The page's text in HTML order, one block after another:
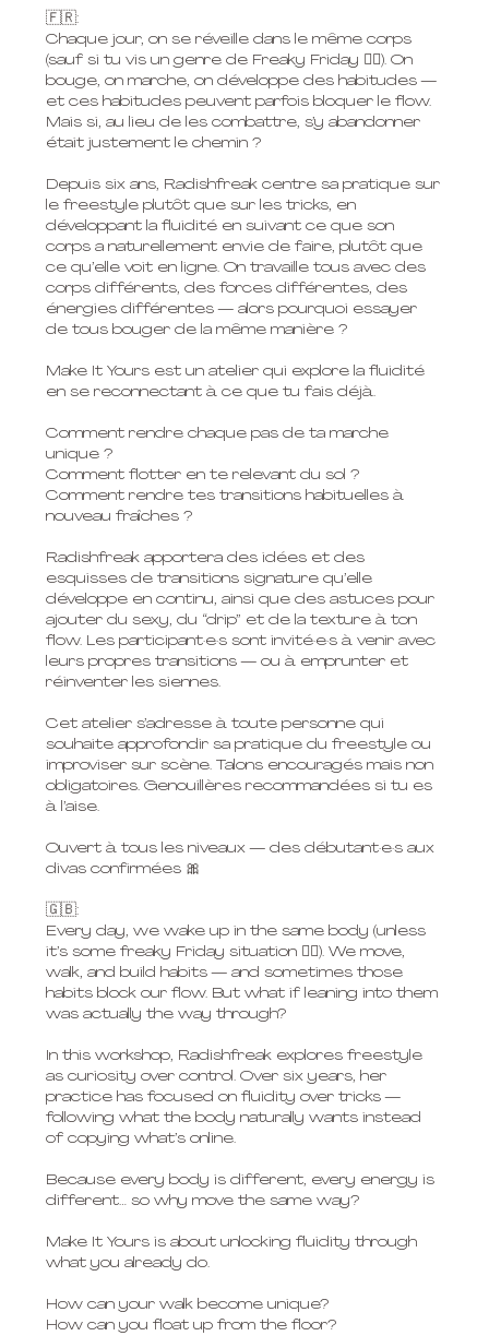
🇫🇷:
Chaque jour, on se réveille dans le même corps
(sauf si tu vis un genre de Freaky Friday 👯‍♀️). On
bouge, on marche, on développe des habitudes —
et ces habitudes peuvent parfois bloquer le flow.
Mais si, au lieu de les combattre, s’y abandonner
était justement le chemin ?
Depuis six ans, Radishfreak centre sa pratique sur
le freestyle plutôt que sur les tricks, en
développant la fluidité en suivant ce que son
corps a naturellement envie de faire, plutôt que
ce qu’elle voit en ligne. On travaille tous avec des
corps différents, des forces différentes, des
énergies différentes — alors pourquoi essayer
de tous bouger de la même manière ?
Make It Yours est un atelier qui explore la fluidité
en se reconnectant à ce que tu fais déjà.
Comment rendre chaque pas de ta marche
unique ?
Comment flotter en te relevant du sol ?
Comment rendre tes transitions habituelles à
nouveau fraîches ?
Radishfreak apportera des idées et des
esquisses de transitions signature qu’elle
développe en continu, ainsi que des astuces pour
ajouter du sexy, du “drip” et de la texture à ton
flow. Les participant·e·s sont invité·e·s à venir avec
leurs propres transitions — ou à emprunter et
réinventer les siennes.
Cet atelier s’adresse à toute personne qui
souhaite approfondir sa pratique du freestyle ou
improviser sur scène. Talons encouragés mais non
obligatoires. Genouillères recommandées si tu es
à l’aise.
Ouvert à tous les niveaux — des débutant·e·s aux
divas confirmées 🎀
🇬🇧:
Every day, we wake up in the same body (unless
it’s some freaky Friday situation 👯‍♀️). We move,
walk, and build habits — and sometimes those
habits block our flow. But what if leaning into them
was actually the way through?
In this workshop, Radishfreak explores freestyle
as curiosity over control. Over six years, her
practice has focused on fluidity over tricks —
following what the body naturally wants instead
of copying what’s online.
Because every body is different, every energy is
different… so why move the same way?
Make It Yours is about unlocking fluidity through
what you already do.
How can your walk become unique?
How can you float up from the floor?